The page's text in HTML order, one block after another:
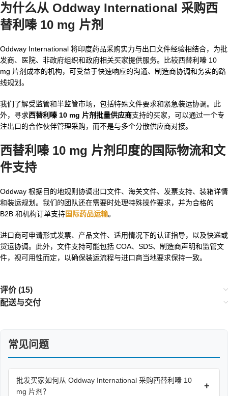
为什么从 Oddway International 采购西
替利嗪 10 mg 片剂
Oddway International 将印度药品采购实力与出口文件经验相结合，为批
发商、医院、非政府组织和政府相关买家提供服务。比较西替利嗪 10
mg 片剂成本的机构，可受益于快速响应的沟通、制造商协调和务实的路
线规划。
我们了解受监管和半监管市场，包括特殊文件要求和紧急装运协调。此
外，寻求西替利嗪 10 mg 片剂批量供应商支持的买家，可以通过一个专
注出口的合作伙伴管理采购，而不是与多个分散供应商对接。
西替利嗪 10 mg 片剂印度的国际物流和文
件支持
Oddway 根据目的地规则协调出口文件、海关文件、发票支持、装箱详情
和装运规划。我们的团队还在需要时处理特殊操作要求，并为合格的
B2B 和机构订单支持国际药品运输。
进口商可申请形式发票、产品文件、适用情况下的认证指导，以及快递或
货运协调。此外，文件支持可能包括 COA、SDS、制造商声明和监管文
件，视可用性而定，以确保装运流程与进口商当地要求保持一致。
评价 (15)
配送与交付
常见问题
批发买家如何从 Oddway International 采购西替利嗪 10
mg 片剂？
+